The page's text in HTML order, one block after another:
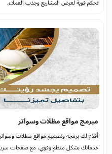
تحكم قوية لعرض المشاريع وجذب العملاء.
مبرمج مواقع مظلات وسواتر
أقدّم لك برمجة وتصميم مواقع مظلات
خدماتك بشكل منظم وقوي، مع صفحات